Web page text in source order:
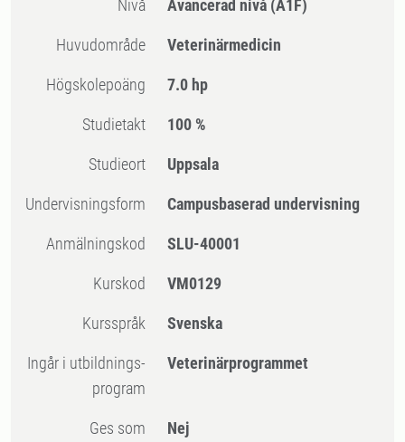
Nivå Avancerad nivå (A1F)
Huvudområde Veterinärmedicin
högskolepoäng 7.0 hp
Studietakt 100 %
Studieort Uppsala
Undervisningsform Campusbaserad undervisning
Anmälningskod SLU-40001
Kurskod VM0129
Kursspråk Svenska
Ingår i utbildnings-
program
Veterinärprogrammet
Ges som Nej